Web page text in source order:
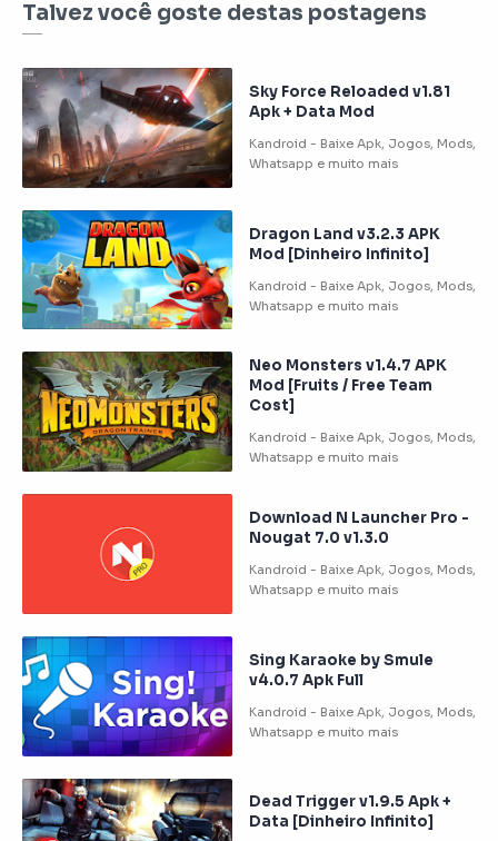
Talvez você goste destas postagens
Sky Force Reloaded v1.81
Apk + Data Mod
Dragon Land v3.2.3 APK
Mod [Dinheiro Infinito]
Neo Monsters v1.4.7 APK
Mod [Fruits / Free Team
Cost]
Download N Launcher Pro -
Nougat 7.0 v1.3.0
Sing Karaoke by Smule
v4.0.7 Apk Full
Dead Trigger v1.9.5 Apk +
Data [Dinheiro Infinito]